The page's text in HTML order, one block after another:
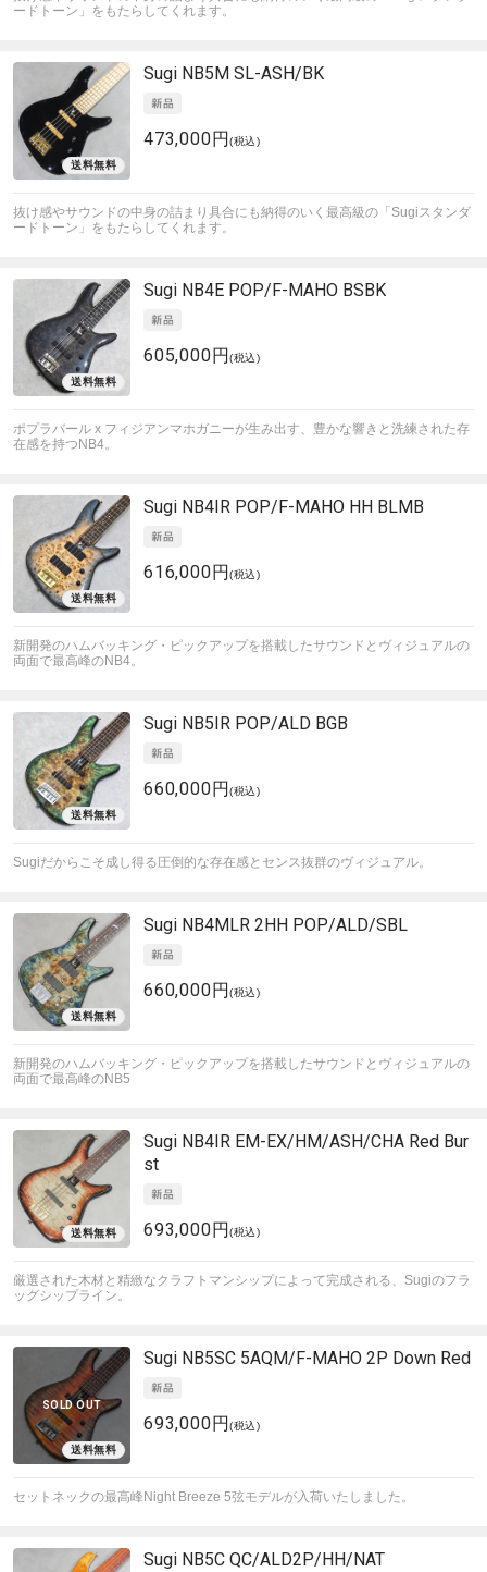
ードトーン」をもたらしてくれます。
Sugi NB5M SL-ASH/BK
473,000円(税込)
抜け感やサウンドの中身の詰まり具合にも納得のいく最高級の「Sugiスタンダ
ードトーン」をもたらしてくれます。
Sugi NB4E POP/F-MAHO BSBK
605,000円(税込)
ポプラバール x フィジアンマホガニーが生み出す、豊かな響きと洗練された存
在感を持つNB4。
Sugi NB4IR POP/F-MAHO HH BLMB
616,000円(税込)
新開発のハムバッキング・ピックアップを搭載したサウンドとヴィジュアルの
両面で最高峰のNB4。
Sugi NB5IR POP/ALD BGB
660,000円(税込)
Sugiだからこそ成し得る圧倒的な存在感とセンス抜群のヴィジュアル。
Sugi NB4MLR 2HH POP/ALD/SBL
660,000円(税込)
新開発のハムバッキング・ピックアップを搭載したサウンドとヴィジュアルの
両面で最高峰のNB5
Sugi NB4IR EM-EX/HM/ASH/CHA Red Bur
st
693,000円(税込)
厳選された木材と精緻なクラフトマンシップによって完成される、Sugiのフラ
ッグシップライン。
SOLD OUT
Sugi NB5SC 5AQM/F-MAHO 2P Down Red
693,000円(税込)
セットネックの最高峰Night Breeze 5弦モデルが入荷いたしました。
Sugi NB5C QC/ALD2P/HH/NAT